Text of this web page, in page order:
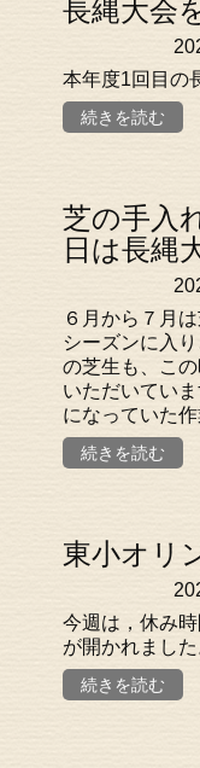
長縄大会
本年度1回目の
続きを読む
芝の手入
日は長縄
６月から７月
シーズンに入
の芝生も、こ
いただいてい
になっていた
続きを読む
東小オリ
今週は，休み
が開かれました
続きを読む